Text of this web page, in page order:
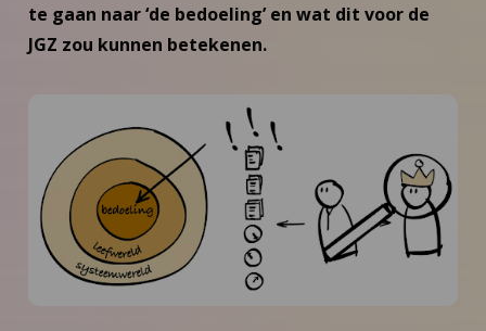
te gaan naar ‘de bedoeling’ en wat dit voor de
JGZ zou kunnen betekenen.